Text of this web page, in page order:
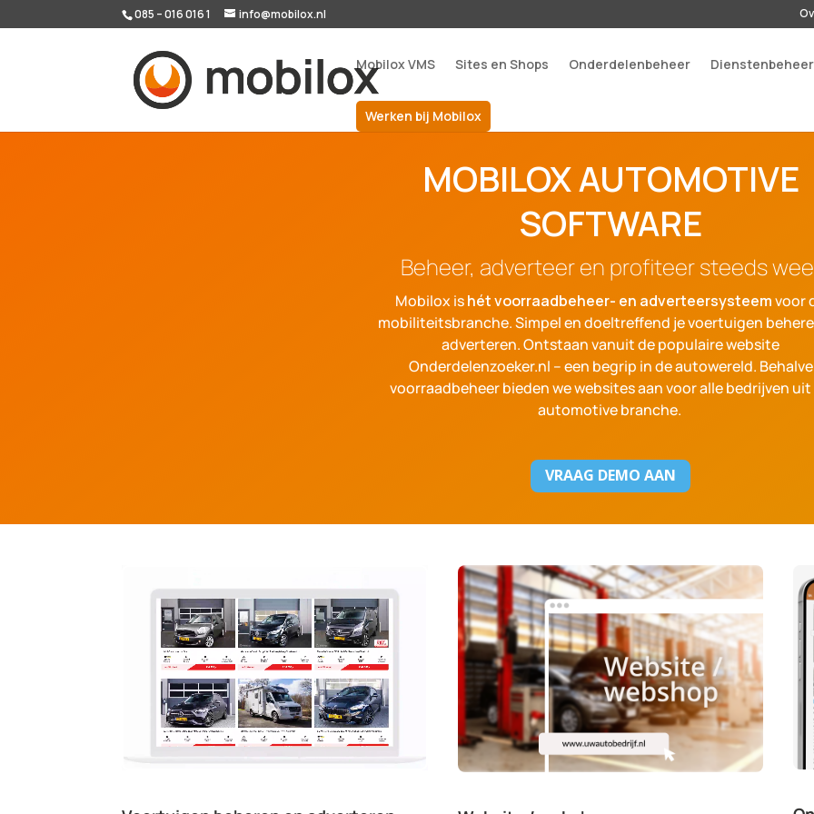
085 – 016 016 1 info@mobilox.nl
Mobilox VMS Sites en Shops Onderdelenbeheer Dienstenbeheer
Werken bij Mobilox
MOBILOX AUTOMOTIVE
SOFTWARE
Beheer, adverteer en profiteer steeds
Mobilox ishét voorraadbeheer- en adverteersysteemvoor
mobiliteitsbranche. Simpel en doeltreffend je voertuigen
adverteren. Ontstaan vanuit de populaire website
Onderdelenzoeker.nl – een begrip in de autowereld. Behalve
voorraadbeheer bieden we websites aan voor alle bedrijven uit
automotive branche.
VRAAG DEMO AAN